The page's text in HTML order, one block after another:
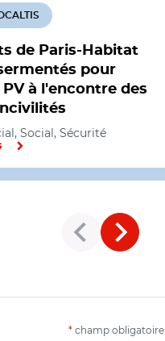
de Paris-Habitat
pour
à l'encontre des
Social, Sécurité
* champ obligatoire